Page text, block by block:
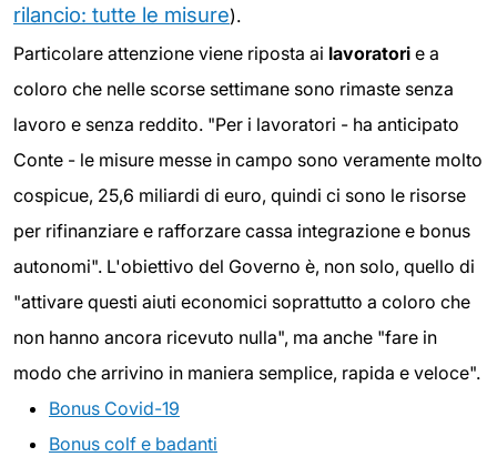
rilancio: tutte le misure).
Particolare attenzione viene riposta ai lavoratori e a
coloro che nelle scorse settimane sono rimaste senza
lavoro e senza reddito. "Per i lavoratori - ha anticipato
Conte - le misure messe in campo sono veramente molto
cospicue, 25,6 miliardi di euro, quindi ci sono le risorse
per rifinanziare e rafforzare cassa integrazione e bonus
autonomi". L'obiettivo del Governo è, non solo, quello di
"attivare questi aiuti economici soprattutto a coloro che
non hanno ancora ricevuto nulla", ma anche "fare in
modo che arrivino in maniera semplice, rapida e veloce".
Bonus Covid-19
Bonus colf e badanti